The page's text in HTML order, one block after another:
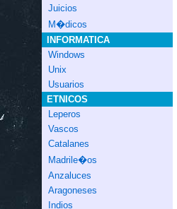
Juicios
M�dicos
INFORMATICA
Windows
Unix
Usuarios
ETNICOS
Leperos
Vascos
Catalanes
Madrile�os
Anzaluces
Aragoneses
Indios